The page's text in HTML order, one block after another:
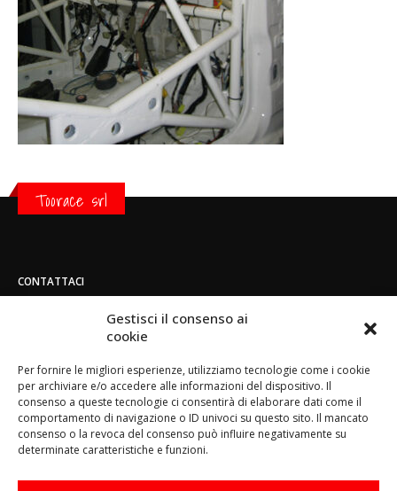
Gestisci il consenso ai
cookie
Per fornire le migliori esperienze, utilizziamo tecnologie come i cookie
per archiviare e/o accedere alle informazioni del dispositivo. Il
consenso a queste tecnologie ci consentirà di elaborare dati come il
comportamento di navigazione o ID univoci su questo sito. Il mancato
consenso o la revoca del consenso può influire negativamente su
determinate caratteristiche e funzioni.
Toorace srl
CONTATTACI
Strada di San Mauro 236/B - 10156 - Torino
(+39) 011.800.49.59
Email:
info@toorace.it
Orario di lavoro: